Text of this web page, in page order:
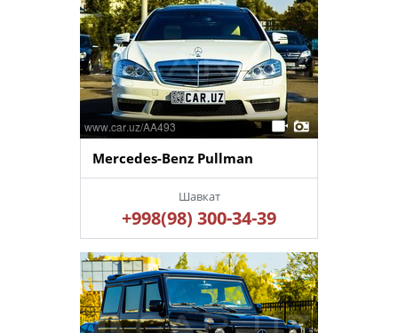
Mercedes-Benz Pullman
Шавкат
+998(98) 300-34-39